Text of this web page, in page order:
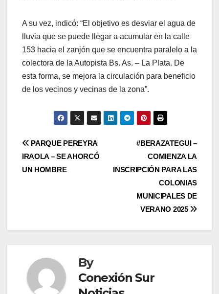
A su vez, indicó: “El objetivo es desviar el agua de
lluvia que se puede llegar a acumular en la calle
153 hacia el zanjón que se encuentra paralelo a la
colectora de la Autopista Bs. As. – La Plata. De
esta forma, se mejora la circulación para beneficio
de los vecinos y vecinas de la zona”.
Post
navigation
#BERAZATEGUI –
COMIENZA LA
INSCRIPCIÓN PARA LAS
COLONIAS
MUNICIPALES DE
VERANO 2025
PARQUE PEREYRA
IRAOLA – SE AHORCÓ
UN HOMBRE
By
Conexión Sur